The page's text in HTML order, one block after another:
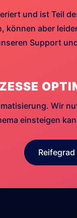
und ist Teil
können aber
Support
Wir
einsteigen